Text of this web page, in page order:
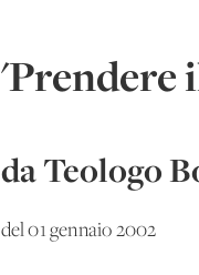
'Prendere
da Teologo
del 01 gennaio 2002